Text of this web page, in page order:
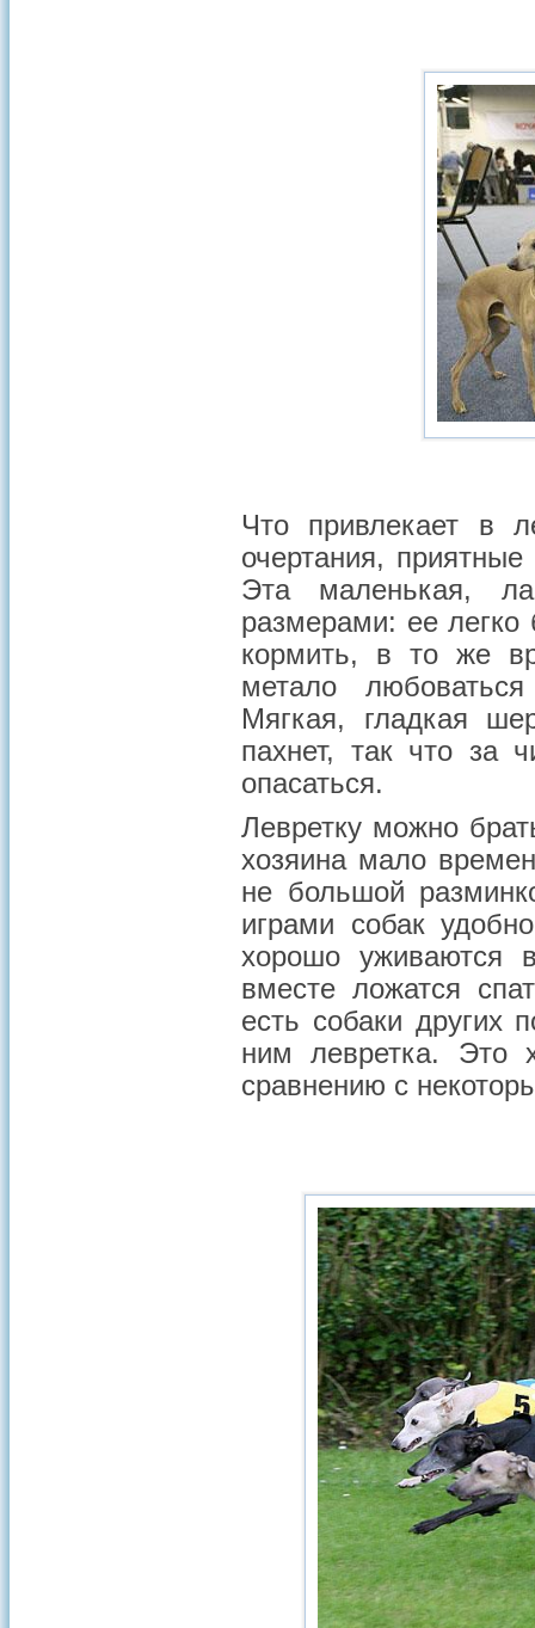
Что привлекает в
очертания,
Эта маленькая,
размерами: ее легко
кормить, в то же
метало
Мягкая, гладкая
пахнет, так что за
опасаться.
Левретку можно
хозяина мало
не большой
играми собак
хорошо уживаются
вместе ложатся
есть собаки других
ним левретка. Это
сравнению с